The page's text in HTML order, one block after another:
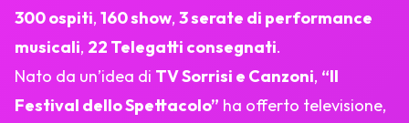
300 ospiti, 160 show, 3 serate di performance
musicali, 22 Telegatti consegnati.
Nato da un’idea di TV Sorrisi e Canzoni, “Il
Festival dello Spettacolo” ha offerto televisione,